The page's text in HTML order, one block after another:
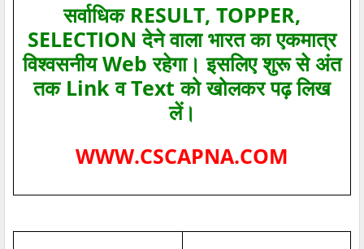
सर्वाधिक RESULT, TOPPER,
SELECTION देने वाला भारत का एकमात्र
विश्‍वसनीय Web रहेगा। इसलिए शुरू से अंत
तक Link व Text को खोलकर पढ़ लिख
लें।
WWW.CSCAPNA.COM